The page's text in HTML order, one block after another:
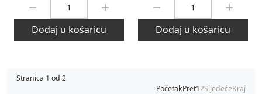
Dodaj u košaricu Dodaj u košaricu
Stranica 1 od 2
PočetakPret12SljedećeKraj